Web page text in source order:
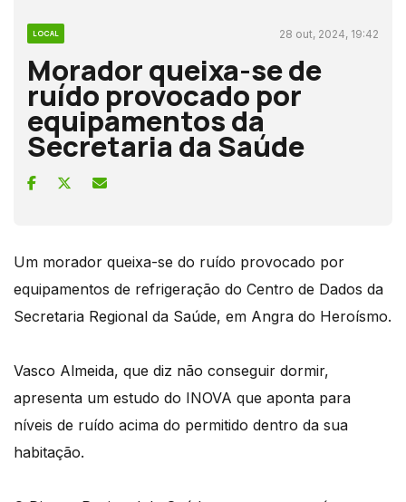
LOCAL 28 out, 2024, 19:42
Morador queixa-se de
ruído provocado por
equipamentos da
Secretaria da Saúde
Um morador queixa-se do ruído provocado por
equipamentos de refrigeração do Centro de Dados da
Secretaria Regional da Saúde, em Angra do Heroísmo.
Vasco Almeida, que diz não conseguir dormir,
apresenta um estudo do INOVA que aponta para
níveis de ruído acima do permitido dentro da sua
habitação.